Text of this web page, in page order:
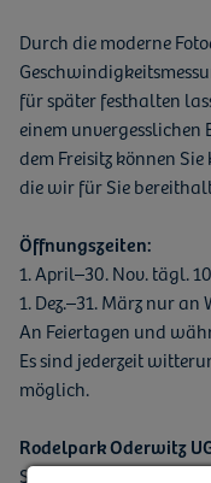
Durch die moderne
für später festhalten
einem
dem Freisitz können
die wir für Sie
Öffnungszeiten:
1. April–30. Nov. tägl.
1. Dez.–31. März nur an
An Feiertagen und
Es sind jederzeit
möglich.
Rodelpark Oderwitz
Spitzbergstraße 4 a–b